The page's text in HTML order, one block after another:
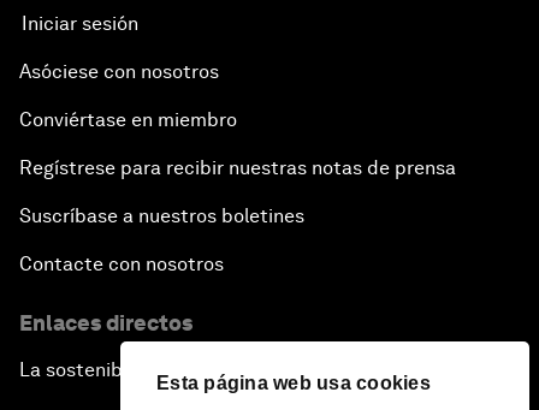
Esta página web usa cookies
Iniciar sesión
Asóciese con nosotros
Conviértase en miembro
Regístrese para recibir nuestras notas de prensa
Suscríbase a nuestros boletines
Contacte con nosotros
Enlaces directos
La sostenibilidad en el Foro